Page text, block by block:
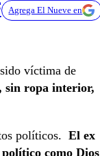
Agrega El Nueve en
víctima de
sin ropa interior,
políticos. El ex
como Dios